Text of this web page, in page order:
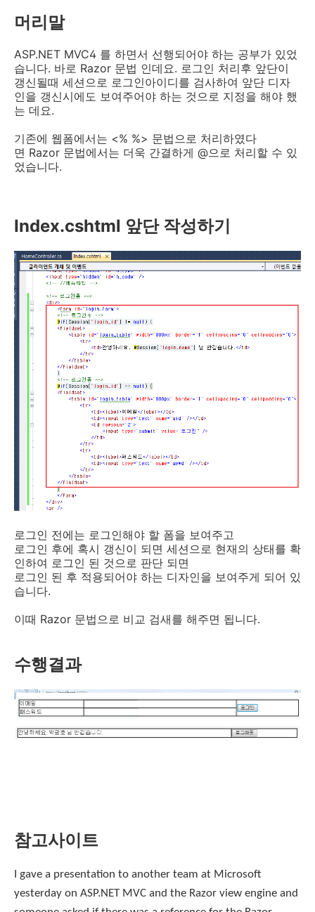
머리말
ASP.NET MVC4 를 하면서 선행되어야 하는 공부가 있었
습니다. 바로 Razor 문법 인데요. 로그인 처리후 앞단이
갱신될때 세션으로 로그인아이디를 검사하여 앞단 디자
인을 갱신시에도 보여주어야 하는 것으로 지정을 해야 했
는 데요.
기존에 웹폼에서는 <% %> 문법으로 처리하였다
면 Razor 문법에서는 더욱 간결하게 @으로 처리할 수 있
었습니다.
Index.cshtml 앞단 작성하기
로그인 전에는 로그인해야 할 폼을 보여주고
로그인 후에 혹시 갱신이 되면 세션으로 현재의 상태를 확
인하여 로그인 된 것으로 판단 되면
로그인 된 후 적용되어야 하는 디자인을 보여주게 되어 있
습니다.
이때 Razor 문법으로 비교 검새를 해주면 됩니다.
수행결과
참고사이트
I gave a presentation to another team at Microsoft
yesterday on ASP.NET MVC and the Razor view engine and